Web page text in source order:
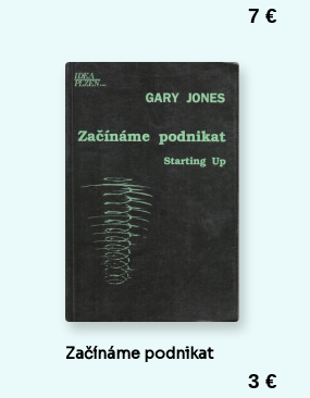
7 €
Začínáme podnikat
3 €